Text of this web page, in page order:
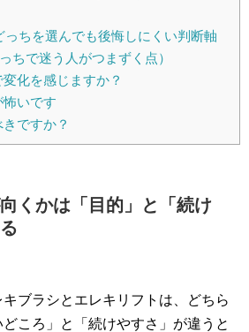
っちを選んでも後悔しにくい判断軸
ちで迷う人がつまずく点）
化を感じますか？
いです
ですか？
くかは「目的」と「続け
ブラシとエレキリフトは、どちら
ころ」と「続けやすさ」が違うと